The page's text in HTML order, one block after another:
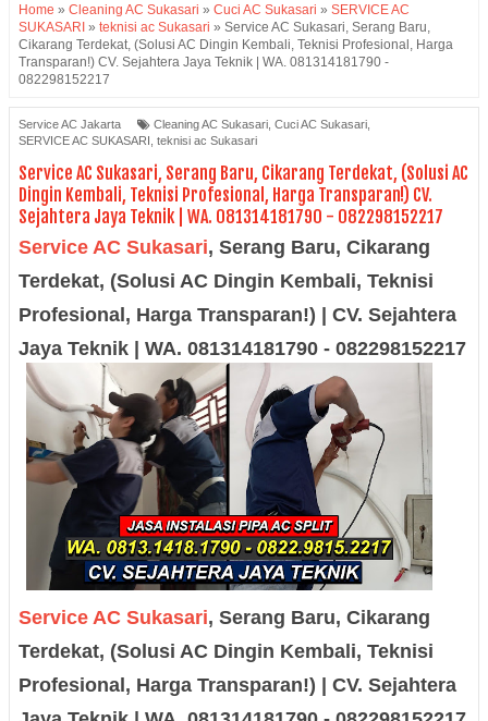
Home » Cleaning AC Sukasari » Cuci AC Sukasari » SERVICE AC
SUKASARI » teknisi ac Sukasari » Service AC Sukasari, Serang Baru,
Cikarang Terdekat, (Solusi AC Dingin Kembali, Teknisi Profesional, Harga
Transparan!) CV. Sejahtera Jaya Teknik | WA. 081314181790 -
082298152217
Service AC Jakarta Cleaning AC Sukasari Cuci AC Sukasari
SERVICE AC SUKASARI teknisi ac Sukasari
Service AC Sukasari, Serang Baru, Cikarang Terdekat, (Solusi AC
Dingin Kembali, Teknisi Profesional, Harga Transparan!) CV.
Sejahtera Jaya Teknik | WA. 081314181790 - 082298152217
Service AC Sukasari, Serang Baru, Cikarang
Terdekat, (Solusi AC Dingin Kembali, Teknisi
Profesional, Harga Transparan!) | CV. Sejahtera
Jaya Teknik | WA. 081314181790 - 082298152217
Service AC Sukasari, Serang Baru, Cikarang
Terdekat, (Solusi AC Dingin Kembali, Teknisi
Profesional, Harga Transparan!) | CV. Sejahtera